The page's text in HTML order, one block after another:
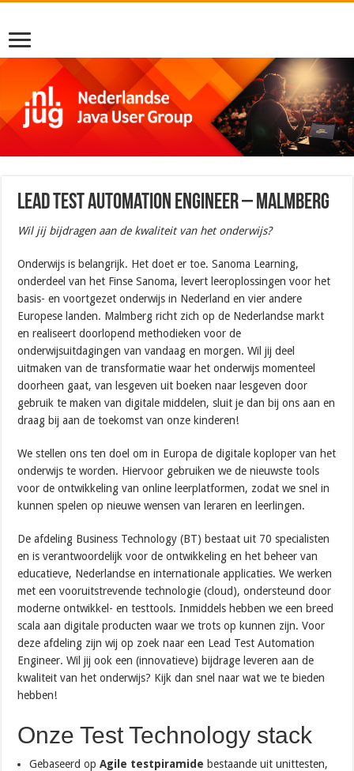
Lead Test Automation Engineer – Malmberg
Wil jij bijdragen aan de kwaliteit van het onderwijs?
Onderwijs is belangrijk. Het doet er toe. Sanoma Learning,
onderdeel van het Finse Sanoma, levert leeroplossingen voor het
basis- en voortgezet onderwijs in Nederland en vier andere
Europese landen. Malmberg richt zich op de Nederlandse markt
en realiseert doorlopend methodieken voor de
onderwijsuitdagingen van vandaag en morgen. Wil jij deel
uitmaken van de transformatie waar het onderwijs momenteel
doorheen gaat, van lesgeven uit boeken naar lesgeven door
gebruik te maken van digitale middelen, sluit je dan bij ons aan en
draag bij aan de toekomst van onze kinderen!
We stellen ons ten doel om in Europa de digitale koploper van het
onderwijs te worden. Hiervoor gebruiken we de nieuwste tools
voor de ontwikkeling van online leerplatformen, zodat we snel in
kunnen spelen op nieuwe wensen van leraren en leerlingen.
De afdeling Business Technology (BT) bestaat uit 70 specialisten
en is verantwoordelijk voor de ontwikkeling en het beheer van
educatieve, Nederlandse en internationale applicaties. We werken
met een vooruitstrevende technologie (cloud), ondersteund door
moderne ontwikkel- en testtools. Inmiddels hebben we een breed
scala aan digitale producten waar we trots op kunnen zijn. Voor
deze afdeling zijn wij op zoek naar een Lead Test Automation
Engineer. Wil jij ook een (innovatieve) bijdrage leveren aan de
kwaliteit van het onderwijs? Kijk dan snel naar wat we te bieden
hebben!
Onze Test Technology stack
Gebaseerd opAgile testpiramide bestaande uit unittesten,